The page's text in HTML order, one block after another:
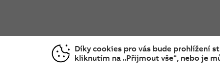
Díky cookies pro vás bude prohlížení
kliknutím na „Přijmout vše“, nebo je